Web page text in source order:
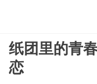
纸团里的青
恋